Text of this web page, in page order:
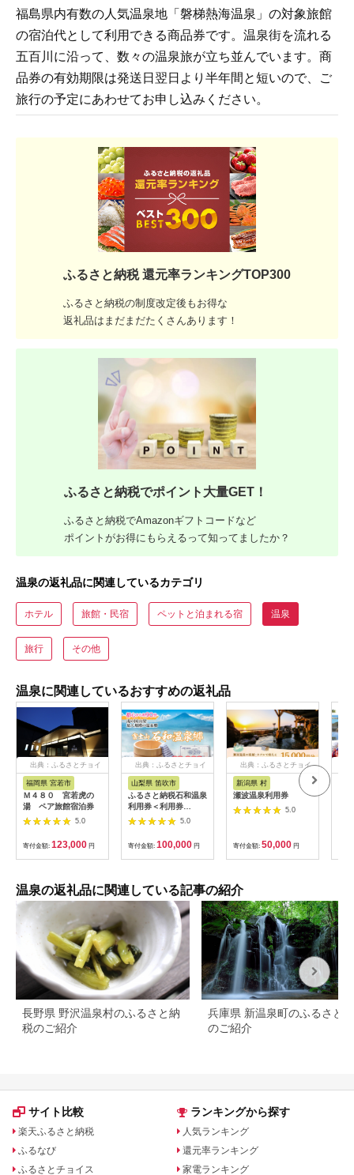
福島県内有数の人気温泉地「磐梯熱海温泉」の対象旅館
の宿泊代として利用できる商品券です。温泉街を流れる
五百川に沿って、数々の温泉旅が立ち並んでいます。商
品券の有効期限は発送日翌日より半年間と短いので、ご
旅行の予定にあわせてお申し込みください。
ふるさと納税 還元率ランキングTOP300
ふるさと納税の制度改定後もお得な
返礼品はまだまだたくさんあります！
ふるさと納税でポイント大量GET！
ふるさと納税でAmazonギフトコードなど
ポイントがお得にもらえるって知ってましたか？
温泉の返礼品に関連しているカテゴリ
ホテル 旅館・民宿 ペットと泊まれる宿 温泉
旅行 その他
温泉に関連しているおすすめの返礼品
出典：ふるさとチョイ
福岡県 宮若市
Ｍ４８０ 宮若虎の
湯 ペア旅館宿泊券
5.0
寄付金額: 123,000 円
出典：ふるさとチョイ
山梨県 笛吹市
ふるさと納税石和温泉
利用券＜利用券
30,000円分＞
5.0
寄付金額: 100,000 円
出典：ふるさとチョイ
新潟県 村
瀬波温泉利用券
5.0
寄付金額: 50,000 円
温泉の返礼品に関連している記事の紹介
長野県 野沢温泉村のふるさと納
税のご紹介
兵庫県 新温泉町のふるさと
のご紹介
サイト比較
楽天ふるさと納税
ふるなび
ふるさとチョイス
ランキングから探す
人気ランキング
還元率ランキング
家電ランキング